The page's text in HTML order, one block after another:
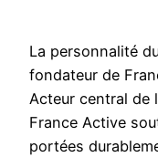
La personnalité
fondateur de
Acteur central de
France Active
portées